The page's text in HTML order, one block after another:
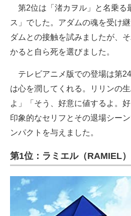
第2位は「渚カヲル」と名乗る
ス」でした。アダムの魂を受け
ダムとの接触を試みましたが、
かると自ら死を選びました。
テレビアニメ版での登場は第
は心を潤してくれる。リリンの
よ」「そう、好意に値するよ。
印象的なセリフとその退場シー
ンパクトを与えました。
第1位：ラミエル（RAMIEL）